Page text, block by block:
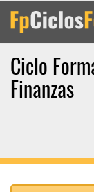
Ciclo
Finanzas